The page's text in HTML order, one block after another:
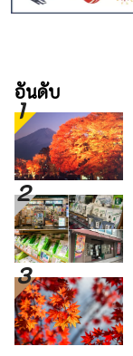
อันดับ